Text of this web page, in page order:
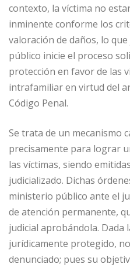
contexto, la víctima no
inminente conforme los
valoración de daños, lo
público inicie el proceso
protección en favor de las
intrafamiliar en virtud del
Código Penal.
Se trata de un mecanismo
precisamente para lograr
las víctimas, siendo
judicializado. Dichas
ministerio público ante el
de atención permanente,
judicial aprobándola. Dada
jurídicamente protegido,
denunciado; pues su